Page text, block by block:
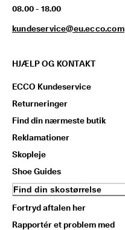
08.00 - 18.00
kundeservice@eu.ecco.com
HJÆLP OG KONTAKT
ECCO Kundeservice
Returneringer
Find din nærmeste butik
Reklamationer
Skopleje
Shoe Guides
Find din skostørrelse
Fortryd aftalen her
Rapportér et problem med